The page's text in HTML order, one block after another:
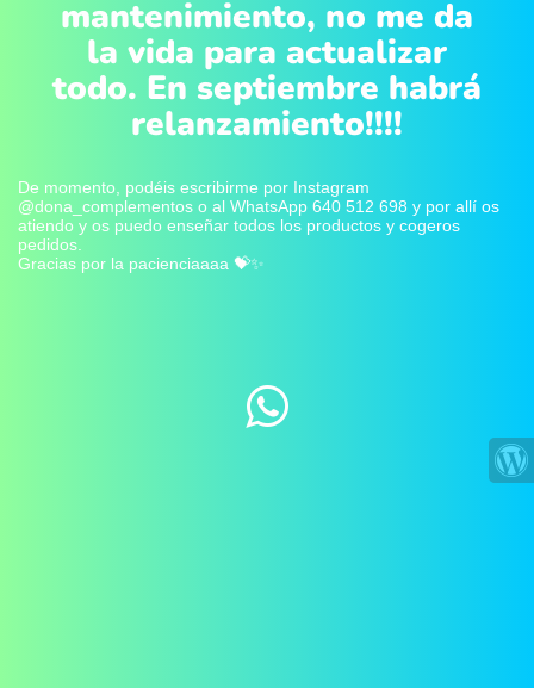
mantenimiento, no me da
la vida para actualizar
todo. En septiembre habrá
relanzamiento!!!!
De momento, podéis escribirme por Instagram
@dona_complementos o al WhatsApp 640 512 698 y por allí os
atiendo y os puedo enseñar todos los productos y cogeros
pedidos.
Gracias por la pacienciaaaa 💝✨